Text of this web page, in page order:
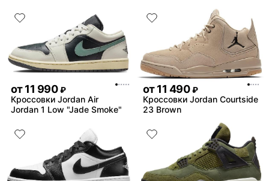
от11 990 ₽
Кроссовки Jordan Air
Jordan 1 Low "Jade Smoke"
от11 490 ₽
Кроссовки Jordan Courtside
23 Brown